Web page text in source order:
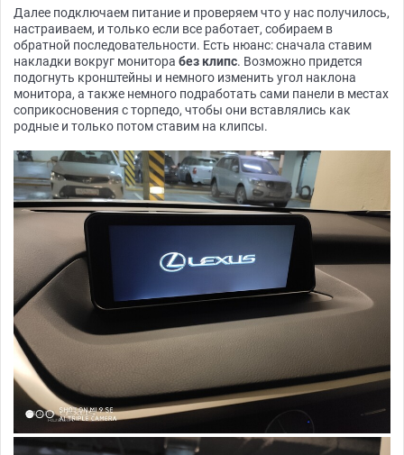
Далее подключаем питание и проверяем что у нас получилось,
настраиваем, и только если все работает, собираем в
обратной последовательности. Есть нюанс: сначала ставим
накладки вокруг монитора без клипс. Возможно придется
подогнуть кронштейны и немного изменить угол наклона
монитора, а также немного подработать сами панели в местах
соприкосновения с торпедо, чтобы они вставлялись как
родные и только потом ставим на клипсы.